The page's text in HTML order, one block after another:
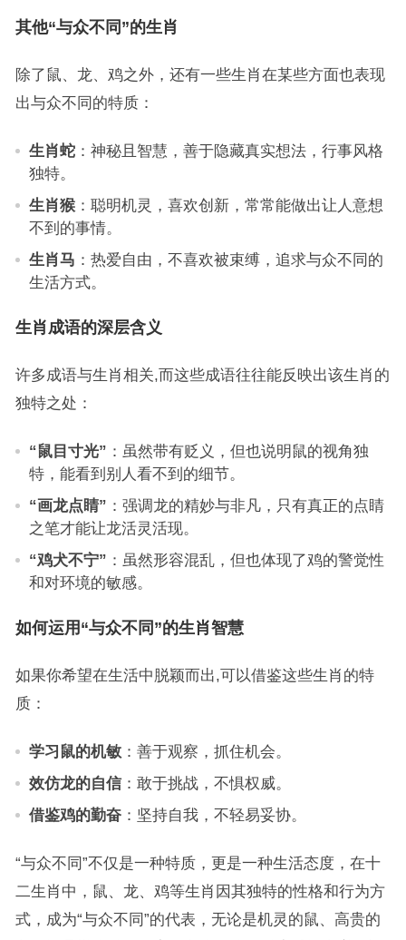
其他“与众不同”的生肖
除了鼠、龙、鸡之外，还有一些生肖在某些方面也表现
出与众不同的特质：
生肖蛇：神秘且智慧，善于隐藏真实想法，行事风格
独特。
生肖猴：聪明机灵，喜欢创新，常常能做出让人意想
不到的事情。
生肖马 ：热爱自由，不喜欢被束缚，追求与众不同的
生活方式。
生肖成语的深层含义
许多成语与生肖相关,而这些成语往往能反映出该生肖的
独特之处：
“鼠目寸光” ：虽然带有贬义，但也说明鼠的视角独
特，能看到别人看不到的细节。
“画龙点睛” ：强调龙的精妙与非凡，只有真正的点睛
之笔才能让龙活灵活现。
“鸡犬不宁” ：虽然形容混乱，但也体现了鸡的警觉性
和对环境的敏感。
如何运用“与众不同”的生肖智慧
如果你希望在生活中脱颖而出,可以借鉴这些生肖的特
质：
学习鼠的机敏：善于观察，抓住机会。
效仿龙的自信：敢于挑战，不惧权威。
借鉴鸡的勤奋：坚持自我，不轻易妥协。
“与众不同”不仅是一种特质，更是一种生活态度，在十
二生肖中，鼠、龙、鸡等生肖因其独特的性格和行为方
式，成为“与众不同”的代表，无论是机灵的鼠、高贵的